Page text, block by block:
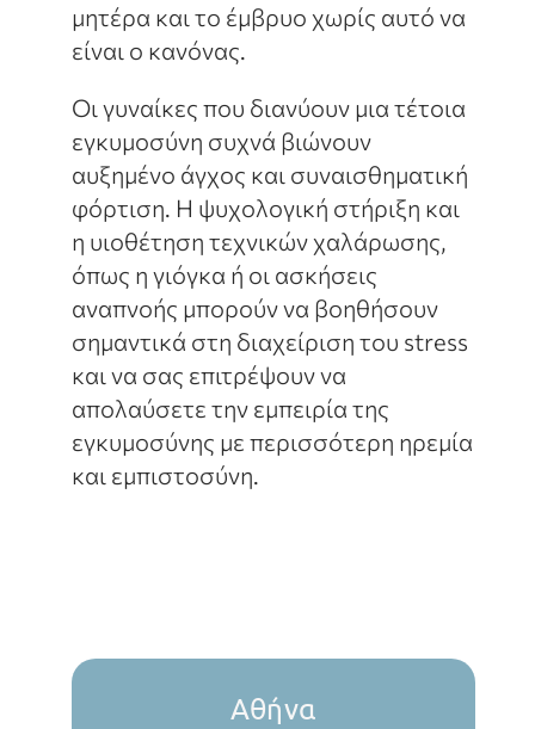
μητέρα και το έμβρυο χωρίς αυτό να
είναι ο κανόνας.
Οι γυναίκες που διανύουν μια τέτοια
εγκυμοσύνη συχνά βιώνουν
αυξημένο άγχος και συναισθηματική
φόρτιση. Η ψυχολογική στήριξη και
η υιοθέτηση τεχνικών χαλάρωσης,
όπως η γιόγκα ή οι ασκήσεις
αναπνοής μπορούν να βοηθήσουν
σημαντικά στη διαχείριση του stress
και να σας επιτρέψουν να
απολαύσετε την εμπειρία της
εγκυμοσύνης με περισσότερη ηρεμία
και εμπιστοσύνη.
Αθήνα